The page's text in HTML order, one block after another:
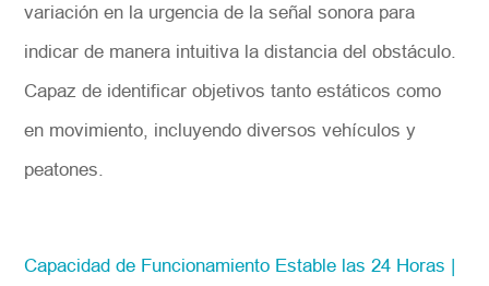
variación en la urgencia de la señal sonora para
indicar de manera intuitiva la distancia del obstáculo.
Capaz de identificar objetivos tanto estáticos como
en movimiento, incluyendo diversos vehículos y
peatones.
Capacidad de Funcionamiento Estable las 24 Horas |